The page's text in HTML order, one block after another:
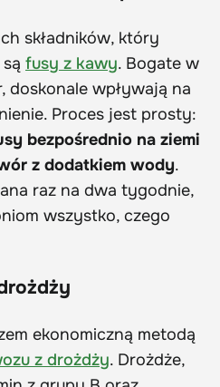
składników, który
fusy z kawy. Bogate w
doskonale wpływają na
Proces jest prosty:
bezpośrednio na ziemi
z dodatkiem wody.
raz na dwa tygodnie,
wszystko, czego
ekonomiczną metodą
z drożdży. Drożdże,